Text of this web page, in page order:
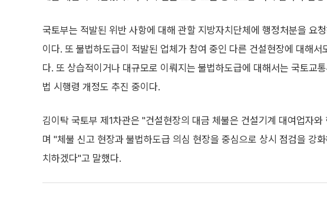
국토부는 적발된 위반 사항에 대해 관할 지방자치단체에 행정처분을 요
이다. 또 불법하도급이 적발된 업체가 참여 중인 다른 건설현장에 대해서
다. 또 상습적이거나 대규모로 이뤄지는 불법하도급에 대해서는 국토교
법 시행령 개정도 추진 중이다.
김이탁 국토부 제1차관은 "건설현장의 대금 체불은 건설기계 대여업자
며 "체불 신고 현장과 불법하도급 의심 현장을 중심으로 상시 점검을 강
치하겠다"고 말했다.